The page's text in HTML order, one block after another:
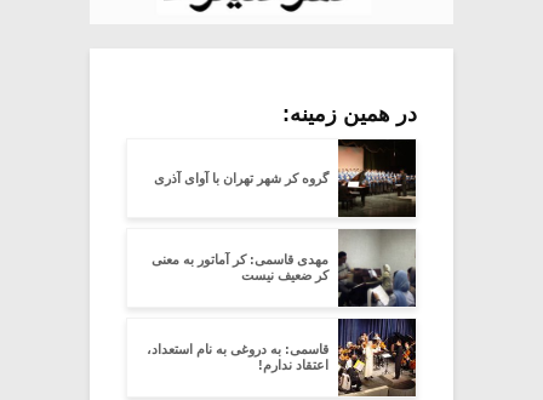
در همین زمینه:
گروه کر شهر تهران با آوای آذری
مهدی قاسمی: کر آماتور به معنی
کر ضعیف نیست
قاسمی: به دروغی به نام استعداد،
اعتقاد ندارم!